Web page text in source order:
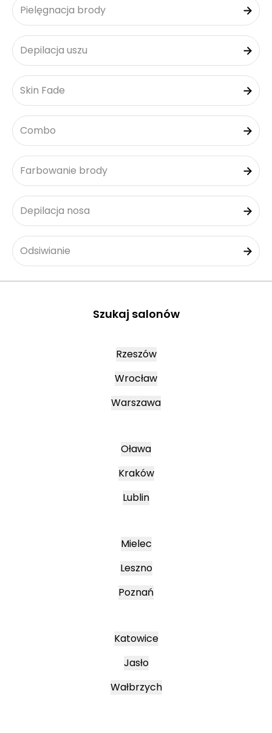
Pielęgnacja brody
Depilacja uszu
Skin Fade
Combo
Farbowanie brody
Depilacja nosa
Odsiwianie
Szukaj salonów
Rzeszów
Wrocław
Warszawa
Oława
Kraków
Lublin
Mielec
Leszno
Poznań
Katowice
Jasło
Wałbrzych